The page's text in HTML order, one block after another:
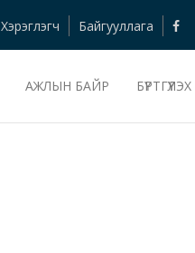
Хэрэглэгч Байгууллага
АЖЛЫН БАЙР БҮРТГҮҮЛЭХ